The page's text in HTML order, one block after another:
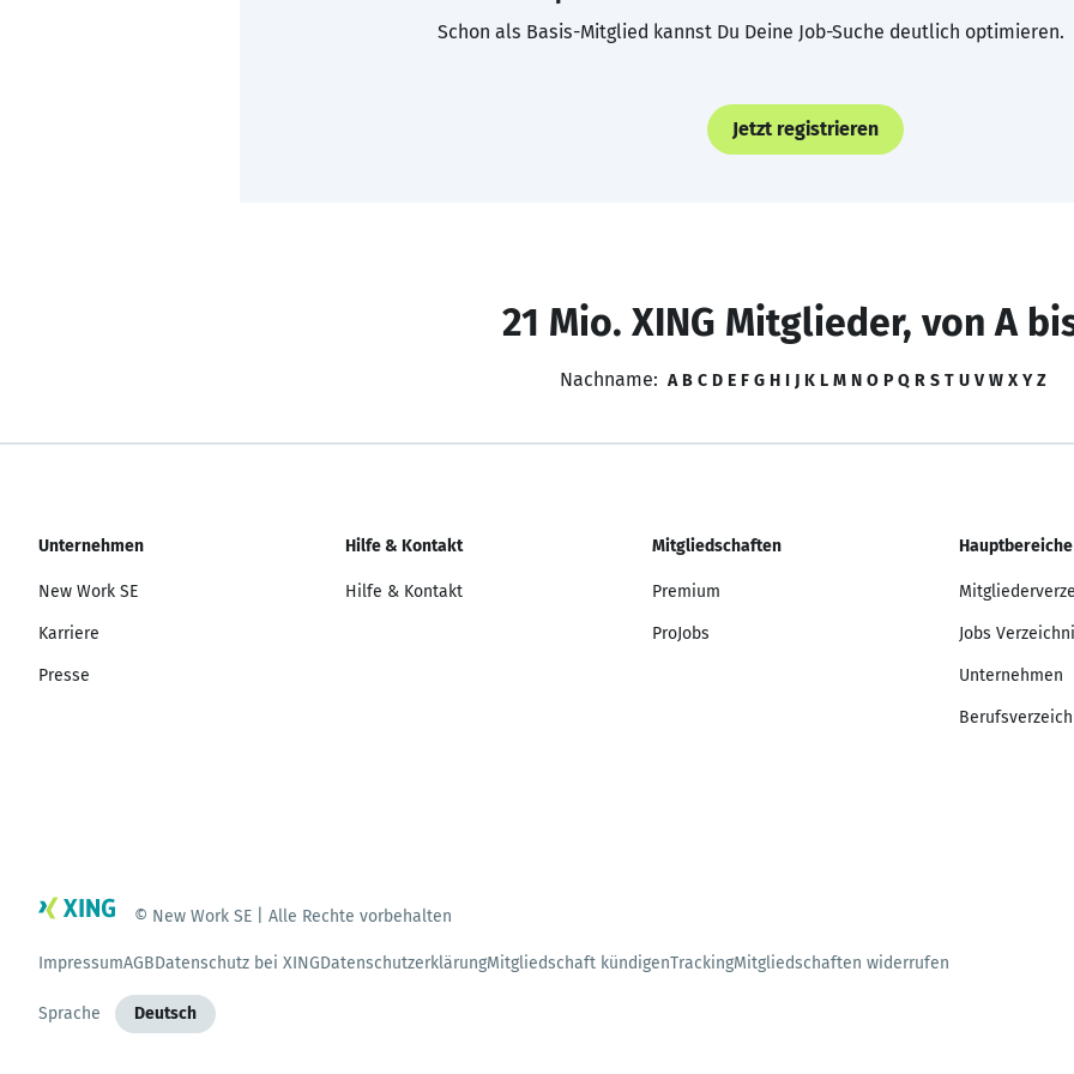
Schon als Basis-Mitglied kannst Du Deine Job-Suche deutlich optimieren.
Jetzt registrieren
21 Mio. XING Mitglieder, von A
Nachname: A B C D E F G H I J K L M N O P Q R S T U V W X Y Z
Unternehmen
New Work SE
Karriere
Presse
Hilfe & Kontakt
Hilfe & Kontakt
Mitgliedschaften
Premium
ProJobs
Hauptbereiche
Jobs
Unternehmen
© New Work SE | Alle Rechte vorbehalten
ImpressumAGBDatenschutz bei XINGDatenschutzerklärungMitgliedschaft kündigenTrackingMitgliedschaften widerrufen
Sprache Deutsch